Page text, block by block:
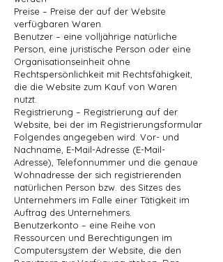
Preise – Preise der auf der Website
verfügbaren Waren.
Benutzer – eine volljährige natürliche
Person, eine juristische Person oder eine
Organisationseinheit ohne
Rechtspersönlichkeit mit Rechtsfähigkeit,
die die Website zum Kauf von Waren
nutzt.
Registrierung – Registrierung auf der
Website, bei der im Registrierungsformular
Folgendes angegeben wird: Vor- und
Nachname, E-Mail-Adresse (E-Mail-
Adresse), Telefonnummer und die genaue
Wohnadresse der sich registrierenden
natürlichen Person bzw. des Sitzes des
Unternehmers im Falle einer Tätigkeit im
Auftrag des Unternehmers.
Benutzerkonto – eine Reihe von
Ressourcen und Berechtigungen im
Computersystem der Website, die den